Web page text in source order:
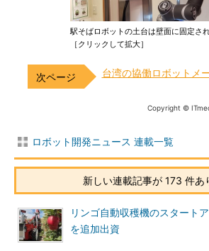
駅そばロボットの土台は壁面に固定さ
［クリックして拡大］
台湾の協働ロボットメ
Copyright ©
ロボット開発ニュース 連載一覧
新しい連載記事が 173 件あ
リンゴ自動収穫機のスタート
を追加出資